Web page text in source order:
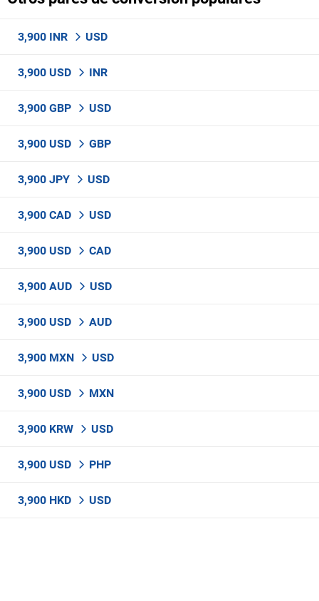
3,900 INR USD
3,900 USD INR
3,900 GBP USD
3,900 USD GBP
3,900 JPY USD
3,900 CAD USD
3,900 USD CAD
3,900 AUD USD
3,900 USD AUD
3,900 MXN USD
3,900 USD MXN
3,900 KRW USD
3,900 USD PHP
3,900 HKD USD